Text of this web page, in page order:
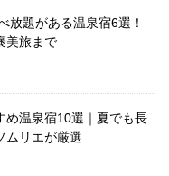
放題がある温泉宿6選！
美旅まで
め温泉宿10選｜夏でも長
ムリエが厳選